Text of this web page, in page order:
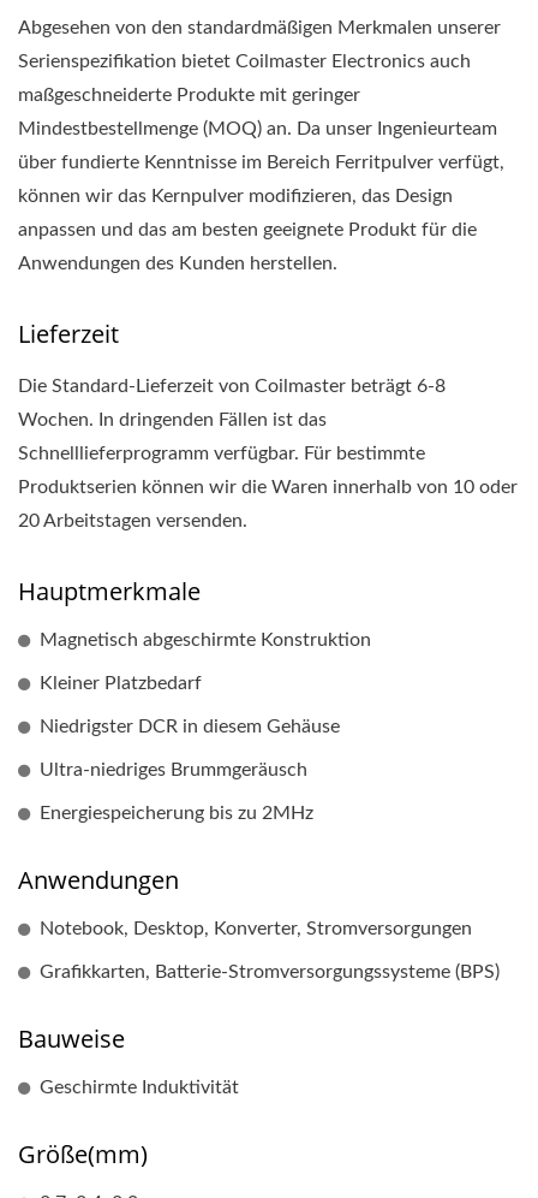
Abgesehen von den standardmäßigen Merkmalen unserer
Serienspezifikation bietet Coilmaster Electronics auch
maßgeschneiderte Produkte mit geringer
Mindestbestellmenge (MOQ) an. Da unser Ingenieurteam
über fundierte Kenntnisse im Bereich Ferritpulver verfügt,
können wir das Kernpulver modifizieren, das Design
anpassen und das am besten geeignete Produkt für die
Anwendungen des Kunden herstellen.
Lieferzeit
Die Standard-Lieferzeit von Coilmaster beträgt 6-8
Wochen. In dringenden Fällen ist das
Schnelllieferprogramm verfügbar. Für bestimmte
Produktserien können wir die Waren innerhalb von 10 oder
20 Arbeitstagen versenden.
Hauptmerkmale
Magnetisch abgeschirmte Konstruktion
Kleiner Platzbedarf
Niedrigster DCR in diesem Gehäuse
Ultra-niedriges Brummgeräusch
Energiespeicherung bis zu 2MHz
Anwendungen
Notebook, Desktop, Konverter, Stromversorgungen
Grafikkarten, Batterie-Stromversorgungssysteme (BPS)
Bauweise
Geschirmte Induktivität
Größe(mm)